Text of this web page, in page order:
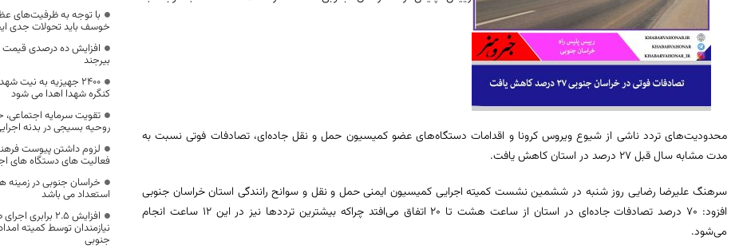
محدودیت‌های تردد ناشی از شیوع ویروس کرونا و اقدامات دستگاه‌های عضو کمیسیون حمل و نقل جاده‌ای، تصادفات فوتی نسبت به
مدت مشابه سال قبل ۲۷ درصد در استان کاهش یافت.
سرهنگ علیرضا رضایی روز شنبه در ششمین نشست کمیته اجرایی کمیسیون ایمنی حمل و نقل و سوانح رانندگی استان خراسان جنوبی
افزود: ۷۰ درصد تصادفات جاده‌ای در استان از ساعت هشت تا ۲۰ اتفاق می‌افتد چراکه بیشترین ترددها نیز در این ۱۲ ساعت انجام
می‌شود.
با توجه به ظرفیت‌های
خوسف باید تحولات جدی
افزایش ده درصدی قیمت
بیرجند
۲۴۰۰ جهیزیه به نیت
کنگره شهدا اهدا می شود
تقویت سرمایه
روحیه بسیجی در بدنه
لزوم داشتن پیوست
فعالیت های دستگاه های
خراسان جنوبی در زمینه
استعداد می باشد
افزایش ۲.۵
نیازمندان توسط کمیته
جنوبی